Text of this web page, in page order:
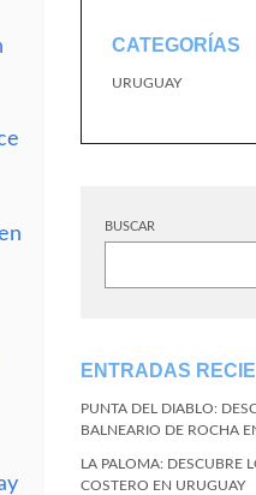
CATEGORÍAS
URUGUAY
BUSCAR
ENTRADAS
PUNTA DEL DIABLO:
BALNEARIO DE ROCHA
LA PALOMA: DESCUBRE
COSTERO EN URUGUAY